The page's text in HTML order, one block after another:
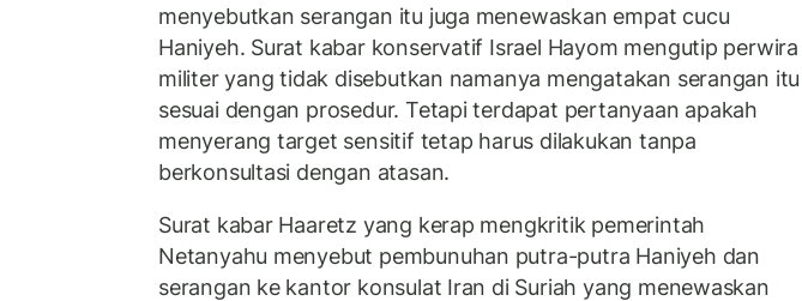
menyebutkan serangan itu juga menewaskan empat cucu
Haniyeh. Surat kabar konservatif Israel Hayom mengutip perwira
militer yang tidak disebutkan namanya mengatakan serangan itu
sesuai dengan prosedur. Tetapi terdapat pertanyaan apakah
menyerang target sensitif tetap harus dilakukan tanpa
berkonsultasi dengan atasan.
Surat kabar Haaretz yang kerap mengkritik pemerintah
Netanyahu menyebut pembunuhan putra-putra Haniyeh dan
serangan ke kantor konsulat Iran di Suriah yang menewaskan